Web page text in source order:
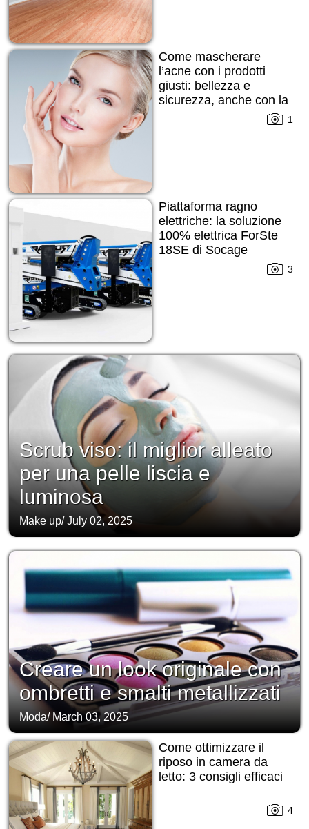
Come mascherare
l’acne con i prodotti
giusti: bellezza e
sicurezza, anche con la
1
Piattaforma ragno
elettriche: la soluzione
100% elettrica ForSte
18SE di Socage
3
Scrub viso: il miglior alleato
per una pelle liscia e
luminosa
Make up/July 02, 2025
Creare un look originale con
ombretti e smalti metallizzati
Moda/ March 03, 2025
Come ottimizzare il
riposo in camera da
letto: 3 consigli efficaci
4